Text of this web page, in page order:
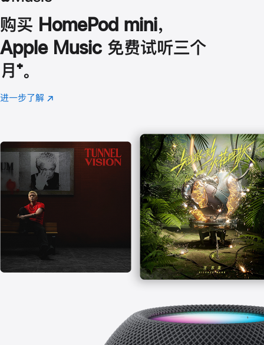
购买 HomePod mini，
Apple Music 免费试听三个
月 脚
注
⁺。
进一步了解 Apple
(在
口
中
打
开)